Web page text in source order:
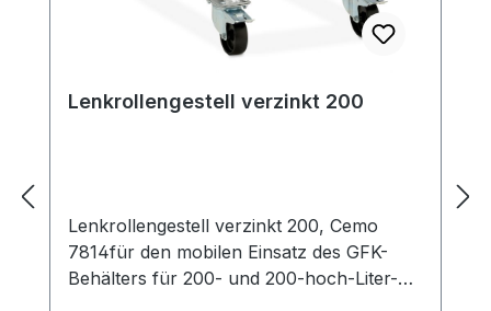
Lenkrollengestell verzinkt 200
Lenkrollengestell verzinkt 200, Cemo
7814für den mobilen Einsatz des GFK-
Behälters für 200- und 200-hoch-Liter-